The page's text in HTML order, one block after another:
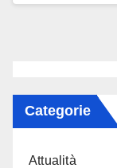
Categorie
Attualità